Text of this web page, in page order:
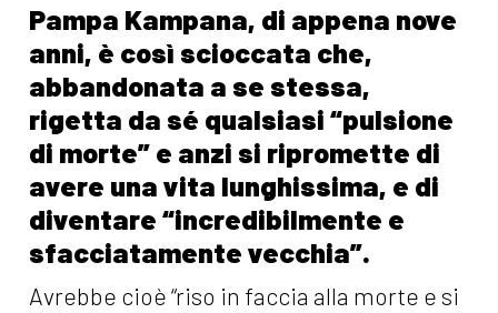
Pampa Kampana, di appena nove
anni, è così scioccata che,
abbandonata a se stessa,
rigetta da sé qualsiasi “pulsione
di morte” e anzi si ripromette di
avere una vita lunghissima, e di
diventare “incredibilmente e
sfacciatamente vecchia”.
Avrebbe cioè “riso in faccia alla morte e si